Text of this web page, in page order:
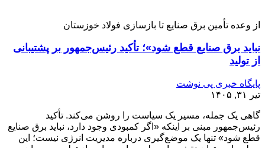
از وعده تأمین برق صنایع تا بازسازی فولاد خوزستان
نباید برق صنایع قطع شود»؛ تأکید رئیس‌جمهور بر پشتیبانی
از تولید
پایگاه خبری پی نوشت
تیر ۳۱, ۱۴۰۵
گاهی یک جمله، مسیر یک سیاست را روشن می‌کند. تأکید
رئیس‌جمهور مبنی بر اینکه «اگر کمبودی وجود دارد، نباید برق صنایع
قطع شود» تنها یک موضع‌گیری درباره مدیریت انرژی نیست؛ این